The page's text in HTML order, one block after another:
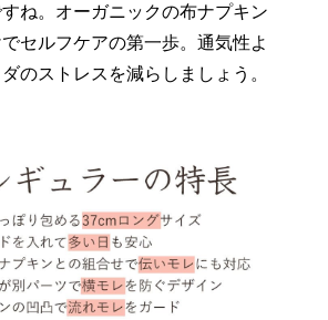
ね。オーガニックの布ナプキン
セルフケアの第一歩。通気性よ
のストレスを減らしましょう。